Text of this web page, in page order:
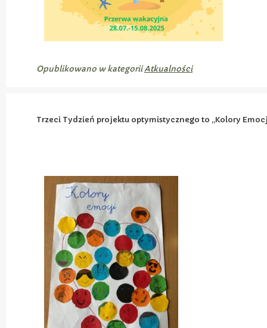
Opublikowano w kategoriiAtkualności
Trzeci Tydzień projektu optymistycznego to „Kolory